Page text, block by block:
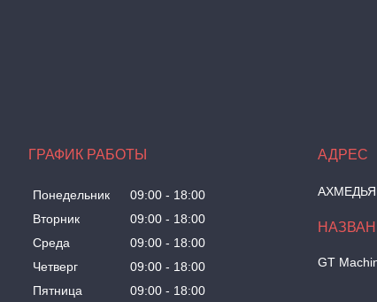
ГРАФИК РАБОТЫ
Понедельник 09:00
18:00
Вторник
09:00
18:00
Среда
09:00
18:00
Четверг
09:00
18:00
Пятница
09:00 18:00
GT